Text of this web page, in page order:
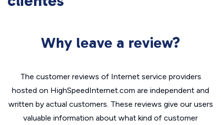
Why leave a review?
The customer reviews of Internet service providers
hosted on HighSpeedInternet.com are independent and
written by actual customers. These reviews give our users
valuable information about what kind of customer